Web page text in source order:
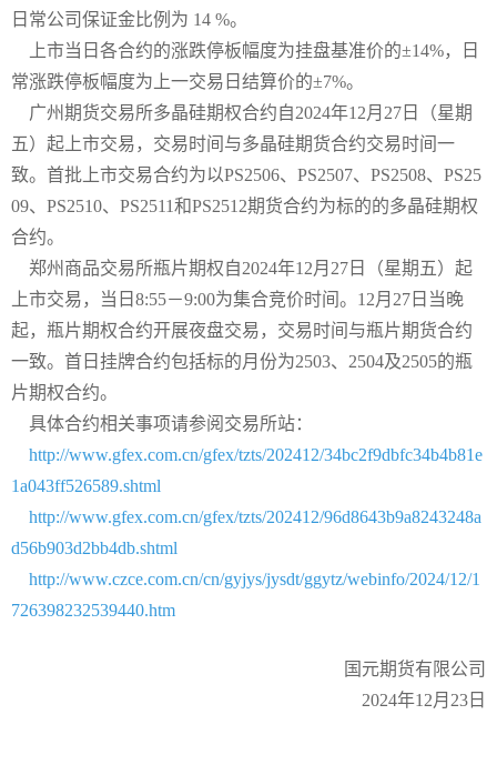
日常公司保证金比例为 14 %。
上市当日各合约的涨跌停板幅度为挂盘基准价的±14%，日
常涨跌停板幅度为上一交易日结算价的±7%。
广州期货交易所多晶硅期权合约自2024年12月27日（星期
五）起上市交易，交易时间与多晶硅期货合约交易时间一
致。首批上市交易合约为以PS2506、PS2507、PS2508、PS25
09、PS2510、PS2511和PS2512期货合约为标的的多晶硅期权
合约。
郑州商品交易所瓶片期权自2024年12月27日（星期五）起
上市交易，当日8:55－9:00为集合竞价时间。12月27日当晚
起，瓶片期权合约开展夜盘交易，交易时间与瓶片期货合约
一致。首日挂牌合约包括标的月份为2503、2504及2505的瓶
片期权合约。
具体合约相关事项请参阅交易所站：
http://www.gfex.com.cn/gfex/tzts/202412/34bc2f9dbfc34b4b81e
1a043ff526589.shtml
http://www.gfex.com.cn/gfex/tzts/202412/96d8643b9a8243248a
d56b903d2bb4db.shtml
http://www.czce.com.cn/cn/gyjys/jysdt/ggytz/webinfo/2024/12/1
726398232539440.htm
国元期货有限公司
2024年12月23日